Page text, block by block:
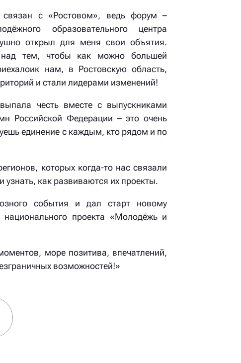
связан с «Ростовом», ведь форум –
образовательного центра
открыл для меня свои объятия.
тем, чтобы как можно большей
нам, в Ростовскую область,
и стали лидерами изменений!
честь вместе с выпускниками
Российской Федерации – это очень
единение с каждым, кто рядом и по
которых когда-то нас связали
как развиваются их проекты.
события и дал старт новому
проекта «Молодёжь и
море позитива, впечатлений,
возможностей!»